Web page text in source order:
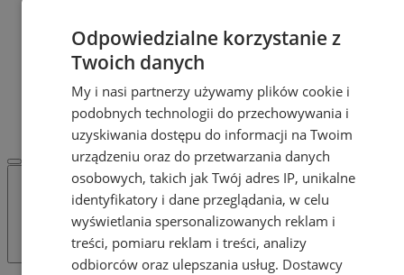
Dodaj ogłoszenie
POLECAMY
Protocol IT
Pracuj.pl - praca w Żorach
REKLAMA
WSPÓŁPRACA
Odpowiedzialne korzystanie z
Twoich danych
My i nasi partnerzy używamy plików cookie i
podobnych technologii do przechowywania i
uzyskiwania dostępu do informacji na Twoim
urządzeniu oraz do przetwarzania danych
osobowych, takich jak Twój adres IP, unikalne
identyfikatory i dane przeglądania, w celu
wyświetlania spersonalizowanych reklam i
treści, pomiaru reklam i treści, analizy
odbiorców oraz ulepszania usług. Dostawcy